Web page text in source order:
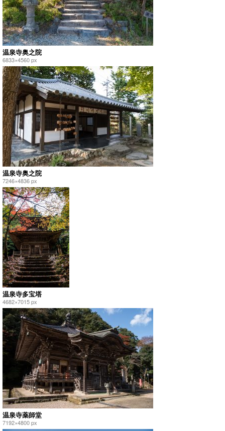
温泉寺奥之院
6833×4560 px
温泉寺奥之院
7246×4836 px
温泉寺多宝塔
4682×7015 px
温泉寺薬師堂
7192×4800 px